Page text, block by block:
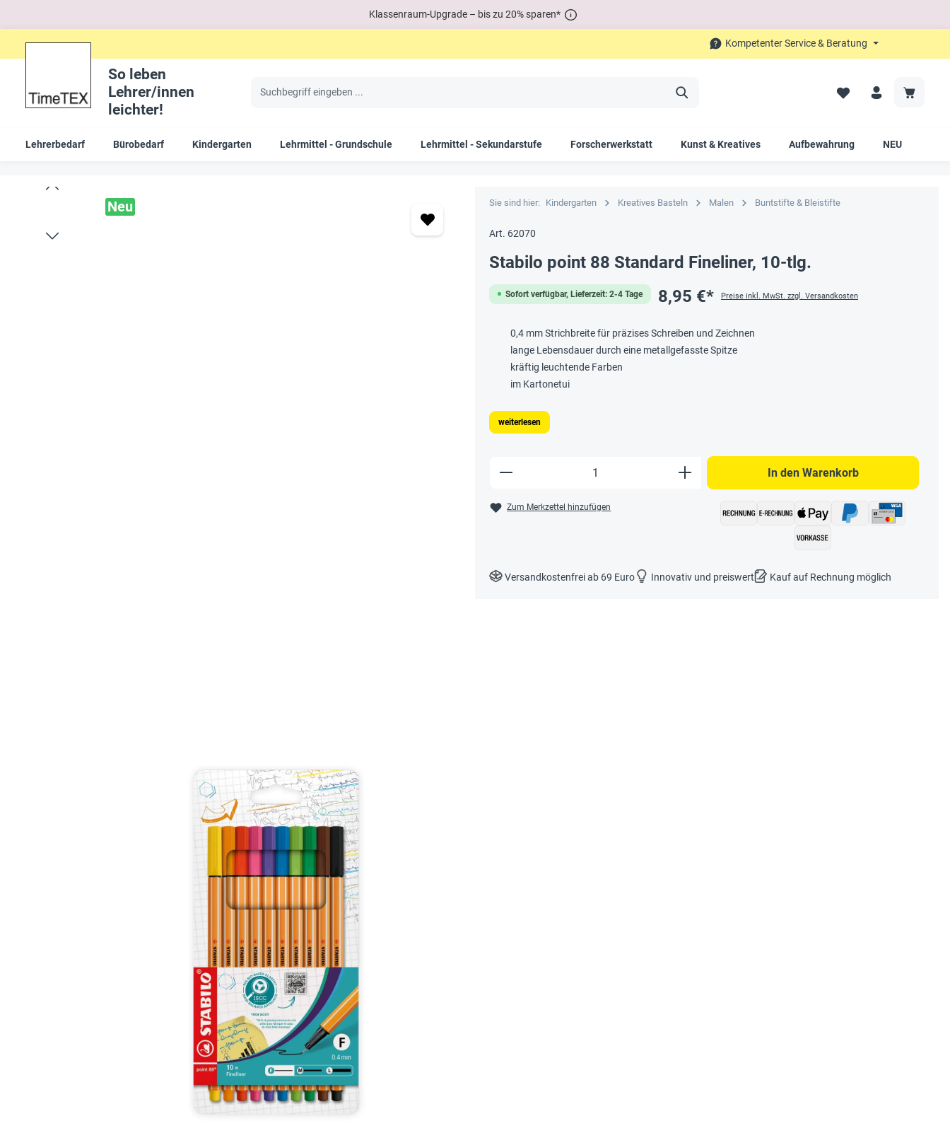
Klassenraum-Upgrade – bis zu 20% sparen*
Kompetenter Service & Beratung
So leben
Lehrer/innen
leichter!
Lehrerbedarf Bürobedarf Kindergarten Lehrmittel - Grundschule Lehrmittel - Sekundarstufe Forscherwerkstatt Kunst & Kreatives Aufbewahrung NEU
Neu Sie sind hier: Kindergarten Kreatives Basteln Malen Buntstifte & Bleistifte
Art. 62070
Stabilo point 88 Standard Fineliner, 10-tlg.
Sofort verfügbar, Lieferzeit: 2-4 Tage 8,95 €* Preise inkl. MwSt. zzgl. Versandkosten
0,4 mm Strichbreite für präzises Schreiben und Zeichnen
lange Lebensdauer durch eine metallgefasste Spitze
kräftig leuchtende Farben
im Kartonetui
weiterlesen
Produkt Anzahl: Gib den gewünschten Wert ein oder
Zum Merkzettel hinzufügen
In den Warenkorb
Versandkostenfrei ab 69 Euro Innovativ und preiswert Kauf auf Rechnung möglich